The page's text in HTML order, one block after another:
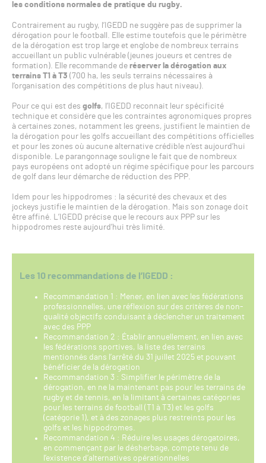
les conditions normales de pratique du rugby.
Contrairement au rugby, l’IGEDD ne suggère pas de supprimer la
dérogation pour le football. Elle estime toutefois que le périmètre
de la dérogation est trop large et englobe de nombreux terrains
accueillant un public vulnérable (jeunes joueurs et centres de
formation). Elle recommande deréserver la dérogation aux
terrains T1 à T3 (700 ha, les seuls terrains nécessaires à
l’organisation des compétitions de plus haut niveau).
Pour ce qui est des golfs, l’IGEDD reconnait leur spécificité
technique et considère que les contraintes agronomiques propres
à certaines zones, notamment les greens, justifient le maintien de
la dérogation pour les golfs accueillant des compétitions officielles
et pour les zones où aucune alternative crédible n’est aujourd’hui
disponible. Le parangonnage souligne le fait que de nombreux
pays européens ont adopté un régime spécifique pour les parcours
de golf dans leur démarche de réduction des PPP.
Idem pour les hippodromes : la sécurité des chevaux et des
jockeys justifie le maintien de la dérogation. Mais son zonage doit
être affiné. L’IGEDD précise que le recours aux PPP sur les
hippodromes reste aujourd’hui très limité.
Les 10 recommandations de l’IGEDD :
Recommandation 1 : Mener, en lien avec les fédérations
professionnelles, une réflexion sur des critères de non-
qualité objectifs conduisant à déclencher un traitement
avec des PPP
Recommandation 2 : Établir annuellement, en lien avec
les fédérations sportives, la liste des terrains
mentionnés dans l’arrêté du 31 juillet 2025 et pouvant
bénéficier de la dérogation
Recommandation 3 : Simplifier le périmètre de la
dérogation, en ne la maintenant pas pour les terrains de
rugby et de tennis, en la limitant à certaines catégories
pour les terrains de football (T1 à T3) et les golfs
(catégorie 1), et à des zonages plus restreints pour les
golfs et les hippodromes.
Recommandation 4 : Réduire les usages dérogatoires,
en commençant par le désherbage, compte tenu de
l’existence d’alternatives opérationnelles